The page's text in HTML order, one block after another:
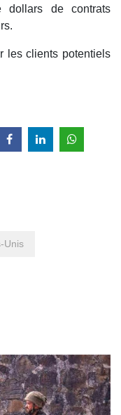
dollars de contrats
les clients potentiels
Unis